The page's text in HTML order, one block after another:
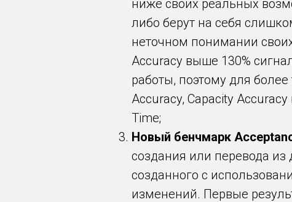
ниже своих реальных
либо берут на себя
неточном понимании
Accuracy выше 130%
работы, поэтому для
Accuracy, Capacity
Time;
Новый бенчмарк
создания или перевода
созданного с
изменений. Первые